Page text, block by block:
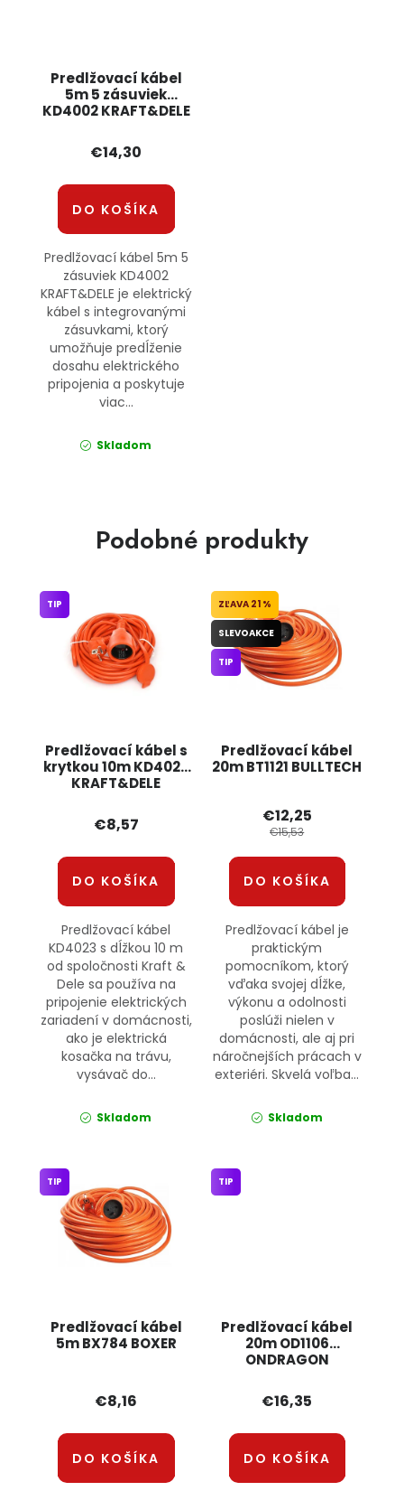
Predlžovací kábel
5m 5 zásuviek
KD4002 KRAFT&DELE
€14,30
DO KOŠÍKA
Predlžovací kábel 5m 5
zásuviek KD4002
KRAFT&DELE je elektrický
kábel s integrovanými
zásuvkami, ktorý
umožňuje predĺženie
dosahu elektrického
pripojenia a poskytuje
viac...
Skladom
Podobné produkty
Predlžovací kábel s
krytkou 10m KD4023
KRAFT&DELE
TIP
€8,57
DO KOŠÍKA
Predlžovací kábel
KD4023 s dĺžkou 10 m
od spoločnosti Kraft &
Dele sa používa na
pripojenie elektrických
zariadení v domácnosti,
ako je elektrická
kosačka na trávu,
vysávač do...
Skladom
Predlžovací kábel
20m BT1121 BULLTECH
21 %
SLEVOAKCE
TIP
€12,25
€15,53
DO KOŠÍKA
Predlžovací kábel je
praktickým
pomocníkom, ktorý
vďaka svojej dĺžke,
výkonu a odolnosti
poslúži nielen v
domácnosti, ale aj pri
náročnejších prácach v
exteriéri. Skvelá voľba...
Skladom
Predlžovací kábel
5m BX784 BOXER
TIP
€8,16
DO KOŠÍKA
Predlžovací kábel
20m OD1106
ONDRAGON
TIP
€16,35
DO KOŠÍKA